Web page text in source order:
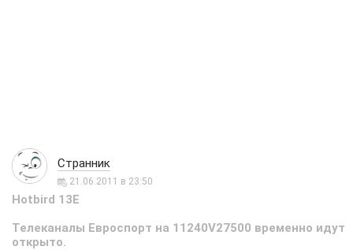
Странник
21.06.2011 в 23:50
Hotbird 13E
Телеканалы Евроспорт на 11240V27500 временно идут
открыто.